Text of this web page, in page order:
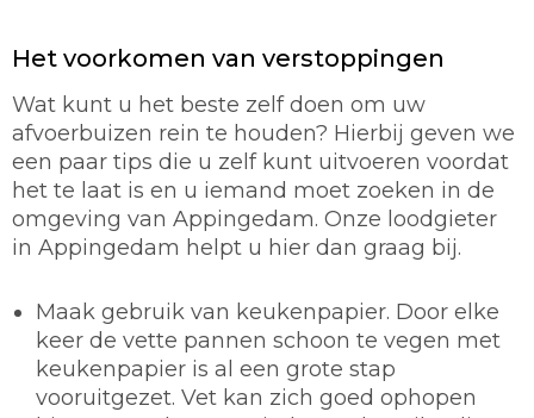
Het voorkomen van verstoppingen
Wat kunt u het beste zelf doen om uw
afvoerbuizen rein te houden? Hierbij geven we
een paar tips die u zelf kunt uitvoeren voordat
het te laat is en u iemand moet zoeken in de
omgeving van Appingedam. Onze loodgieter
in Appingedam helpt u hier dan graag bij.
Maak gebruik van keukenpapier. Door elke
keer de vette pannen schoon te vegen met
keukenpapier is al een grote stap
vooruitgezet. Vet kan zich goed ophopen